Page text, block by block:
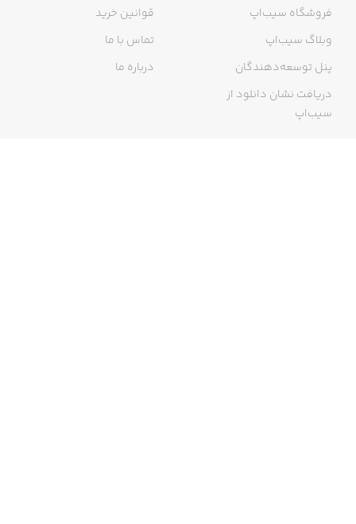
فروشگاه سیب‌اپ
وبلاگ سیب‌اپ
پنل توسعه‌دهندگان
دریافت نشان دانلود از
سیب‌اپ
قوانین خرید
تماس با ما
درباره ما